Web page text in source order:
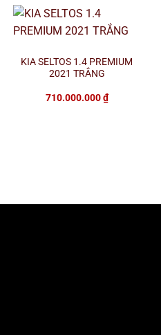
KIA SELTOS 1.4 PREMIUM
2021 TRẮNG
710.000.000₫